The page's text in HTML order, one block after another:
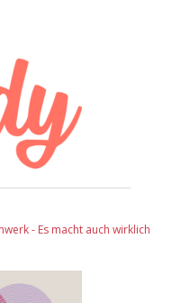
- Es macht auch wirklich